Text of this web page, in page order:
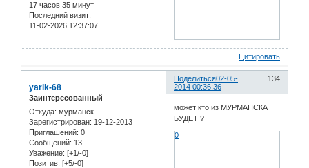
17 часов 35 минут
Последний визит:
11-02-2026 12:37:07
Цитировать
Поделиться 134
02-05-
2014 00:36:36
yarik-68
Заинтересованный
Откуда: мурманск
Зарегистрирован: 19-12-2013
Приглашений: 0
Сообщений: 13
Уважение: [+1/-0]
Позитив: [+5/-0]
может кто из МУРМАНСКА
БУДЕТ ?
0